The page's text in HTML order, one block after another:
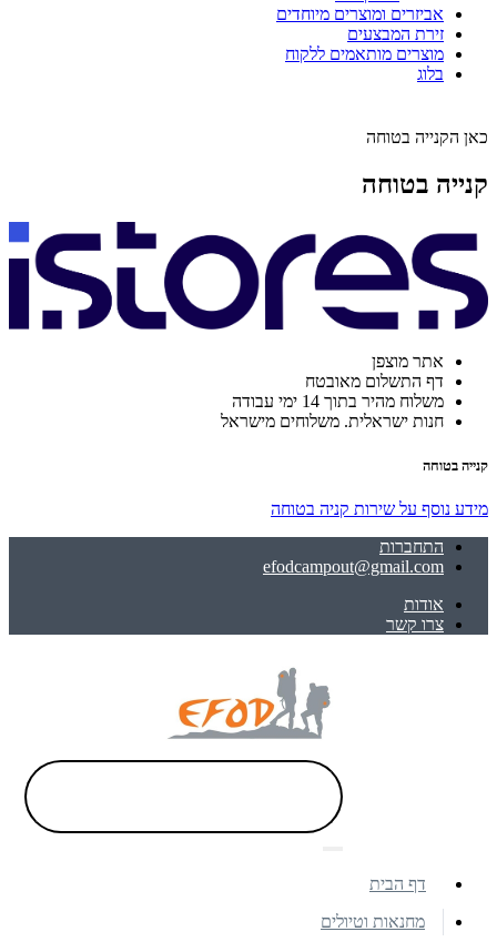
אביזרים ומוצרים מיוחדים
זירת המבצעים
מוצרים מותאמים ללקוח
בלוג
כאן הקנייה בטוחה
קנייה בטוחה
אתר מוצפן
דף התשלום מאובטח
משלוח מהיר בתוך 14 ימי עבודה
חנות ישראלית. משלוחים מישראל
קנייה בטוחה
מידע נוסף על שירות קניה בטוחה
התחברות
efodcampout@gmail.com
אודות
צרו קשר
דף הבית
מחנאות וטיולים